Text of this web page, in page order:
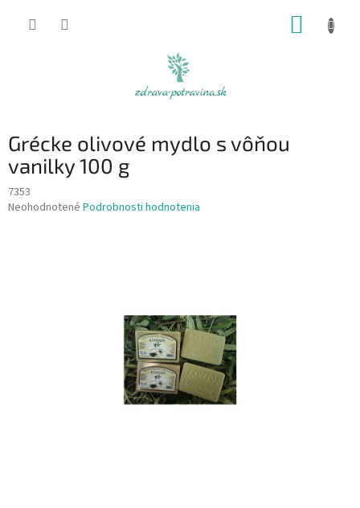
Grécke olivové mydlo s vôňou
vanilky 100 g
7353
Priemerné
Neohodnotené Podrobnosti hodnotenia